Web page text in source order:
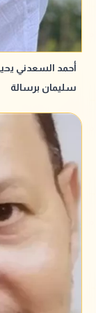
أحمد السعدني
سليمان برسالة